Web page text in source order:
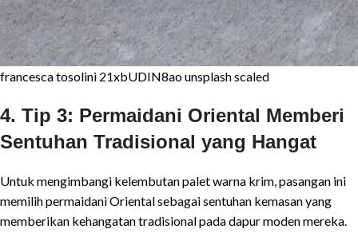
francesca tosolini 21xbUDIN8ao unsplash scaled
4. Tip 3: Permaidani Oriental Memberi
Sentuhan Tradisional yang Hangat
Untuk mengimbangi kelembutan palet warna krim, pasangan ini
memilih permaidani Oriental sebagai sentuhan kemasan yang
memberikan kehangatan tradisional pada dapur moden mereka.